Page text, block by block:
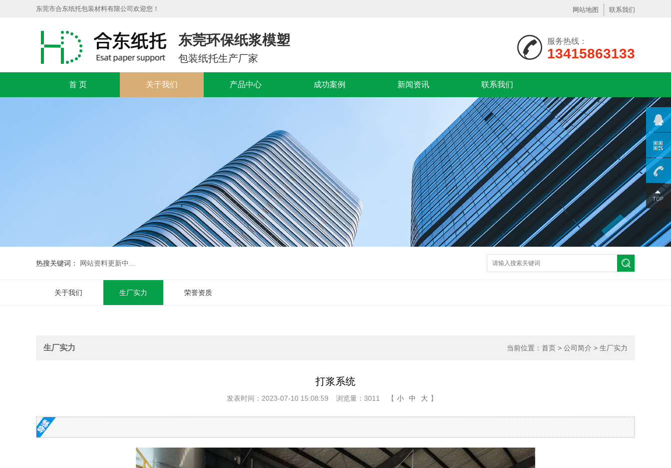
东莞市合东纸托包装材料有限公司欢迎您！ 网站地图 联系我们
东莞环保纸浆模塑
包装纸托生产厂家
服务热线：
13415863133
首 页 关于我们 产品中心 成功案例 新闻资讯 联系我们
热搜关键词： 网站资料更新中...
关于我们 生厂实力 荣誉资质
生厂实力 当前位置： 首页 > 公司简介 > 生厂实力
打浆系统
发表时间：2023-07-10 15:08:59 浏览量：3011 【 小 中 大 】